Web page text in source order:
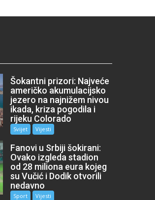
Šokantni prizori: Najveće
američko akumulacijsko
jezero na najnižem nivou
ikada, kriza pogodila i
rijeku Colorado
Svijet Vijesti
Fanovi u Srbiji šokirani:
Ovako izgleda stadion
od 28 miliona eura kojeg
su Vučić i Dodik otvorili
nedavno
Sport Vijesti